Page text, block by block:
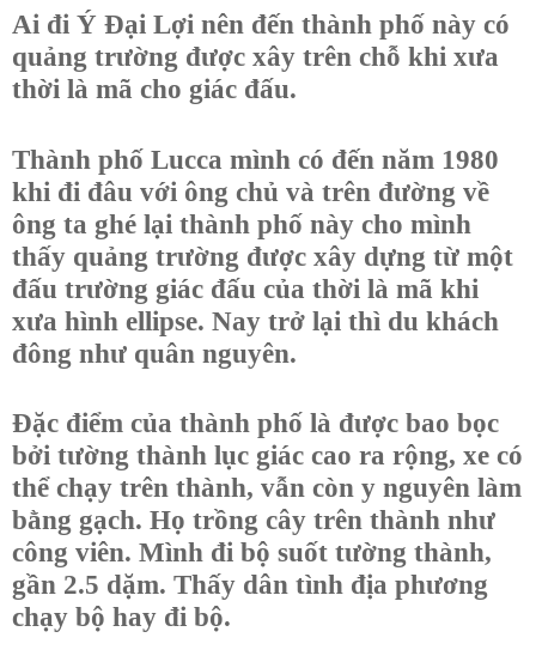
Ai đi Ý Đại Lợi nên đến thành phố này có
quảng trường được xây trên chỗ khi xưa
thời là mã cho giác đấu.
Thành phố Lucca mình có đến năm 1980
khi đi đâu với ông chủ và trên đường về
ông ta ghé lại thành phố này cho mình
thấy quảng trường được xây dựng từ một
đấu trường giác đấu của thời là mã khi
xưa hình ellipse. Nay trở lại thì du khách
đông như quân nguyên.
Đặc điểm của thành phố là được bao bọc
bởi tường thành lục giác cao ra rộng, xe có
thể chạy trên thành, vẫn còn y nguyên làm
bằng gạch. Họ trồng cây trên thành như
công viên. Mình đi bộ suốt tường thành,
gần 2.5 dặm. Thấy dân tình địa phương
chạy bộ hay đi bộ.